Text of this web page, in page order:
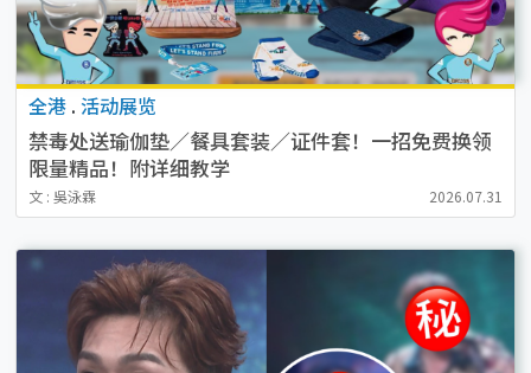
全港 . 活动展览
禁毒处送瑜伽垫／餐具套装／证件套！一招免费换领
限量精品！附详细教学
文 : 吳泳霖 2026.07.31